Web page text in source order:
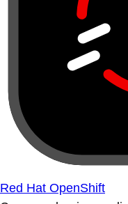
Red Hat OpenShift